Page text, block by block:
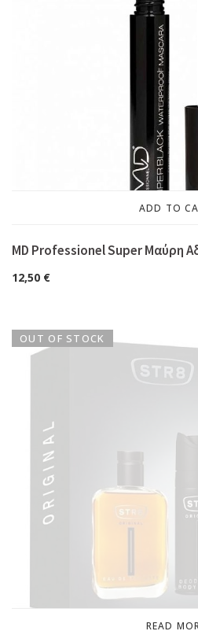
ADD TO
MD Professionel Super Μαύρη
12,50 €
OUT OF STOCK
READ